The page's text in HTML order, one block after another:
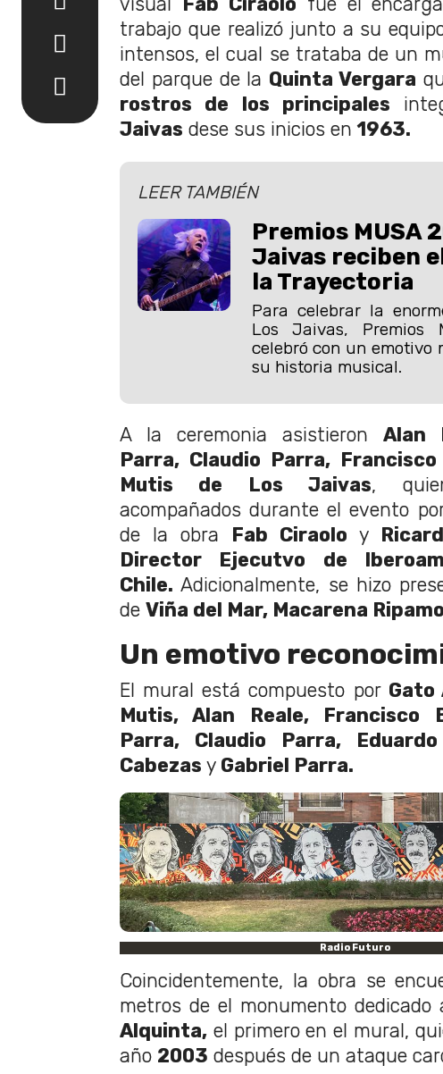
trabajo que realizó junto a su
intensos, el cual se trataba de un
del parque de la Quinta Vergara
rostros de los principales
Jaivas dese sus inicios en1963.
LEER TAMBIÉN
Premios MUSA
Jaivas reciben
la Trayectoria
Para celebrar la
Los Jaivas, Premios
celebró con un emotivo
su historia musical.
A la ceremonia asistieron Alan
Parra, Claudio Parra,
Mutis de Los Jaivas,
acompañados durante el evento
de la obra Fab Ciraolo y
Director Ejecutvo de
Chile.Adicionalmente, se hizo
de Viña del Mar, Macarena
Un emotivo
El mural está compuesto por Gato
Mutis, Alan Reale, Francisco
Parra, Claudio Parra,
Cabezas y Gabriel Parra.
Radio Futuro
Coincidentemente, la obra se
metros de el monumento dedicado
Alquinta, el primero en el mural,
año 2003 después de un ataque